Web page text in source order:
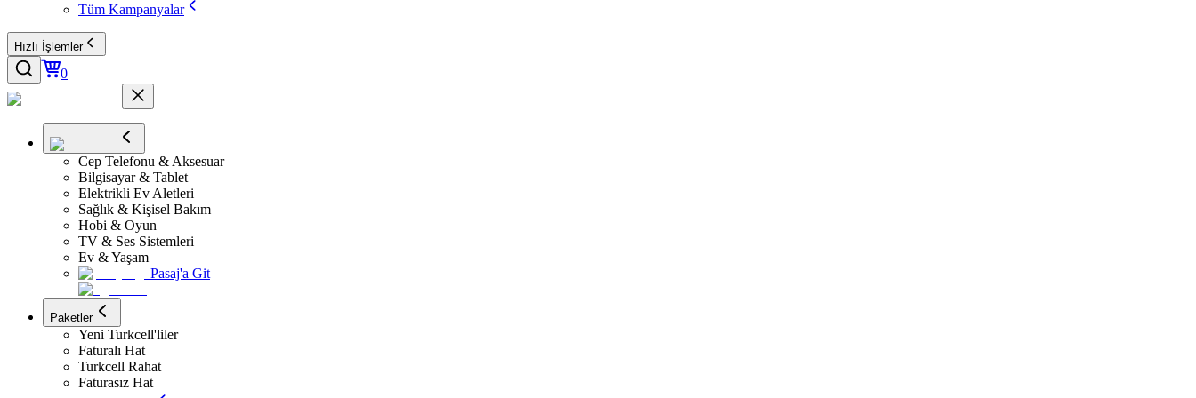
Tüm Kampanyalar
Hızlı İşlemler
0
Cep Telefonu & Aksesuar
Bilgisayar & Tablet
Elektrikli Ev Aletleri
Sağlık & Kişisel Bakım
Hobi & Oyun
TV & Ses Sistemleri
Ev & Yaşam
Pasaj'a Git
Paketler
Yeni Turkcell'liler
Faturalı Hat
Turkcell Rahat
Faturasız Hat